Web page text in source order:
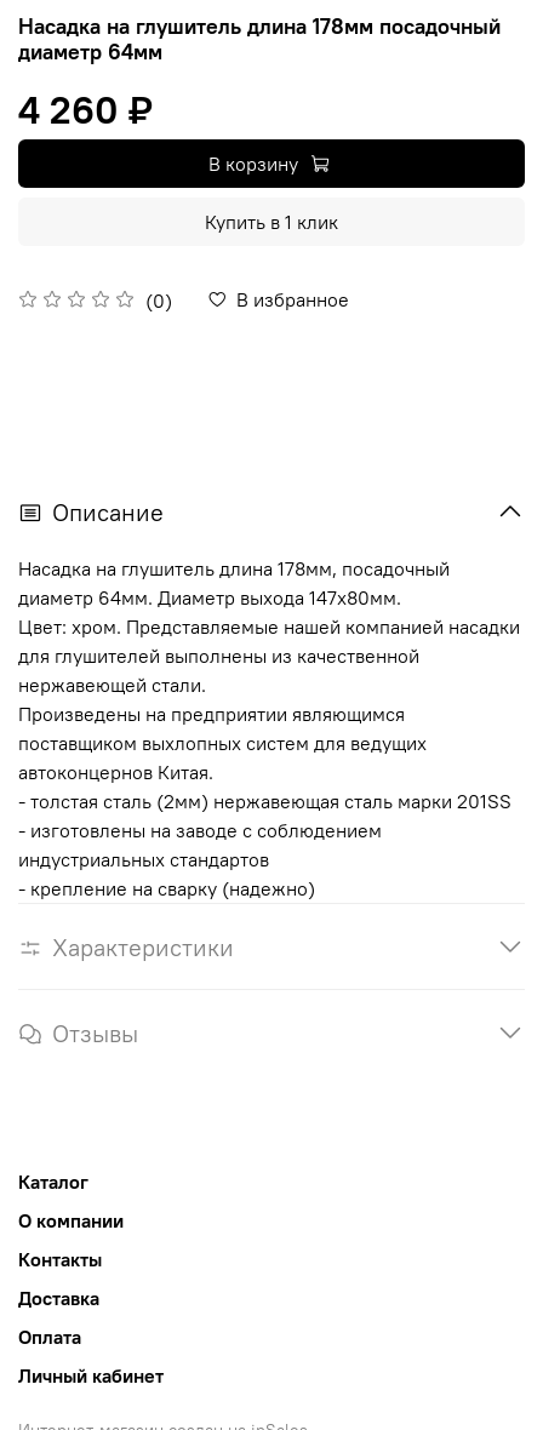
Насадка на глушитель длина 178мм посадочный
диаметр 64мм
(0) В избранное
4 260 ₽
В корзину
Купить в 1 клик
Описание
Насадка на глушитель длина 178мм, посадочный
диаметр 64мм. Диаметр выхода 147х80мм.
Цвет: хром. Представляемые нашей компанией насадки
для глушителей выполнены из качественной
нержавеющей стали.
Произведены на предприятии являющимся
поставщиком выхлопных систем для ведущих
автоконцернов Китая.
- толстая сталь (2мм) нержавеющая сталь марки 201SS
- изготовлены на заводе с соблюдением
индустриальных стандартов
- крепление на сварку (надежно)
Характеристики
Отзывы
Каталог
О компании
Контакты
Доставка
Оплата
Личный кабинет